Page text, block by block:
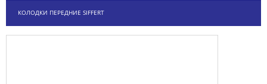
КОЛОДКИ ПЕРЕДНИЕ SIFFERT